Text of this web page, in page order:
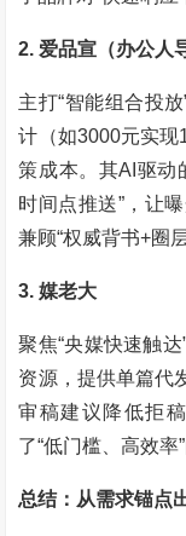
2. 爱品宣（办公人
主打“智能组合投
计（如3000元实现
策成本。其AI驱动
时间点推送”，让
兼顾“权威背书+圈
3. 媒老大
聚焦“央媒快速触
资源，提供单篇代
审稿建议降低拒
了“低门槛、高效率
总结：从需求锚点